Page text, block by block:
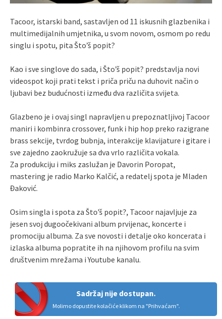
Tacoor, istarski band, sastavljen od 11 iskusnih glazbenika i
multimedijalnih umjetnika, u svom novom, osmom po redu
singlu i spotu, pita Što’š popit?
Kao i sve singlove do sada, i Što’š popit? predstavlja novi
videospot koji prati tekst i priča priču na duhovit način o
ljubavi bez budućnosti između dva različita svijeta.
Glazbeno je i ovaj singl napravljen u prepoznatljivoj Tacoor
maniri i kombinra crossover, funk i hip hop preko razigrane
brass sekcije, tvrdog bubnja, interakcije klavijature i gitare i
sve zajedno zaokružuje sa dva vrlo različita vokala.
Za produkciju i miks zaslužan je Davorin Poropat,
mastering je radio Marko Kalčić, a redatelj spota je Mladen
Đaković.
Osim singla i spota za Što’š popit?, Tacoor najavljuje za
jesen svoj dugoočekivani album prvijenac, koncerte i
promociju albuma. Za sve novosti i detalje oko koncerata i
izlaska albuma popratite ih na njihovom profilu na svim
društvenim mrežama i Youtube kanalu.
Sadržaj nije dostupan.
Molimo dopustite kolačiće klikom na "Prihvaćam".